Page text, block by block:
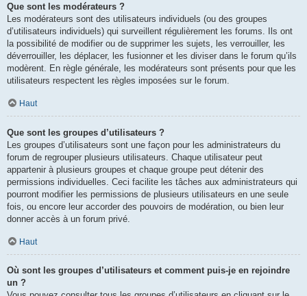
Que sont les modérateurs ?
Les modérateurs sont des utilisateurs individuels (ou des groupes
d’utilisateurs individuels) qui surveillent régulièrement les forums. Ils ont
la possibilité de modifier ou de supprimer les sujets, les verrouiller, les
déverrouiller, les déplacer, les fusionner et les diviser dans le forum qu’ils
modèrent. En règle générale, les modérateurs sont présents pour que les
utilisateurs respectent les règles imposées sur le forum.
Haut
Que sont les groupes d’utilisateurs ?
Les groupes d’utilisateurs sont une façon pour les administrateurs du
forum de regrouper plusieurs utilisateurs. Chaque utilisateur peut
appartenir à plusieurs groupes et chaque groupe peut détenir des
permissions individuelles. Ceci facilite les tâches aux administrateurs qui
pourront modifier les permissions de plusieurs utilisateurs en une seule
fois, ou encore leur accorder des pouvoirs de modération, ou bien leur
donner accès à un forum privé.
Haut
Où sont les groupes d’utilisateurs et comment puis-je en rejoindre
un ?